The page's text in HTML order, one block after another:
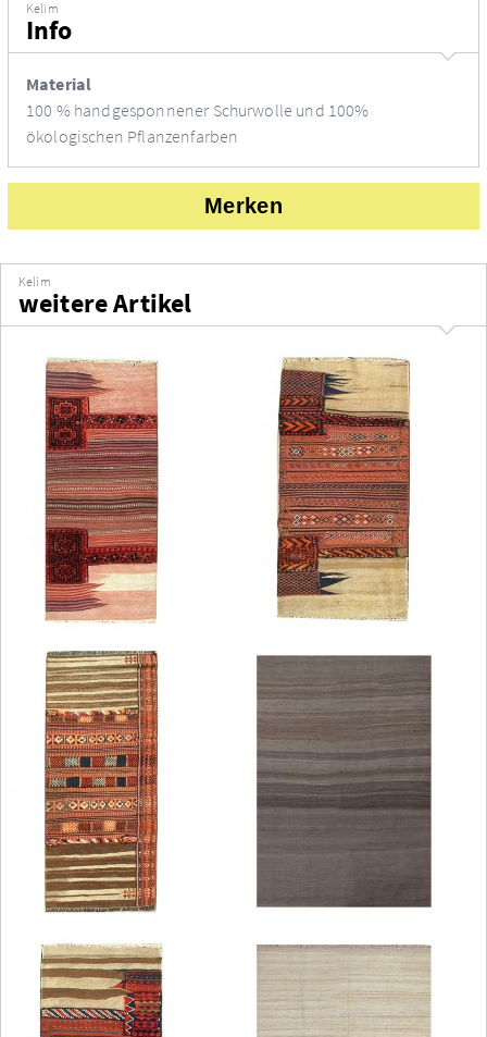
Kelim
Info
Material
100 % handgesponnener Schurwolle und 100%
ökologischen Pflanzenfarben
Merken
Kelim
weitere Artikel